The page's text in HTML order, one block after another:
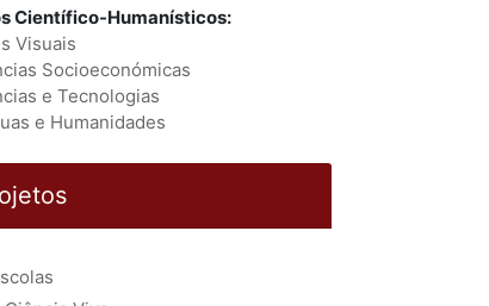
Científico-Humanísticos:
Visuais
Socioeconómicas
e Tecnologias
e Humanidades